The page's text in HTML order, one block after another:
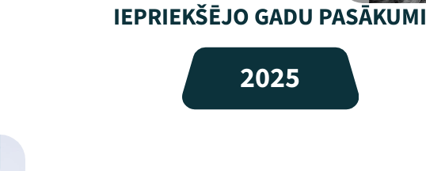
IEPRIEKŠĒJO GADU PASĀKUMI
2025